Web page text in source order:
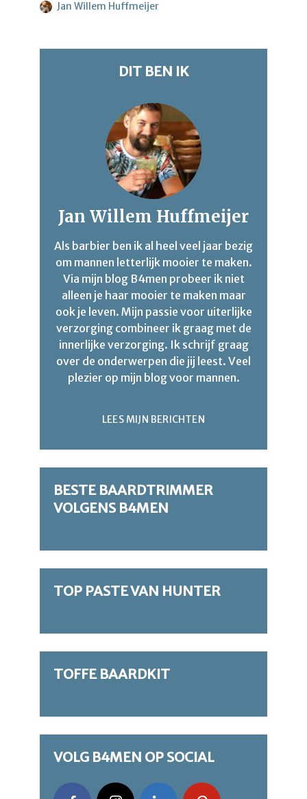
Jan Willem Huffmeijer
DIT BEN IK
Jan Willem Huffmeijer
Als barbier ben ik al heel veel jaar bezig
om mannen letterlijk mooier te maken.
Via mijn blog B4men probeer ik niet
alleen je haar mooier te maken maar
ook je leven. Mijn passie voor uiterlijke
verzorging combineer ik graag met de
innerlijke verzorging. Ik schrijf graag
over de onderwerpen die jij leest. Veel
plezier op mijn blog voor mannen.
LEES MIJN BERICHTEN
BESTE BAARDTRIMMER
VOLGENS B4MEN
TOP PASTE VAN HUNTER
TOFFE BAARDKIT
VOLG B4MEN OP SOCIAL